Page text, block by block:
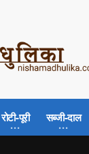
रोटी-पूरी सब्जी-दाल